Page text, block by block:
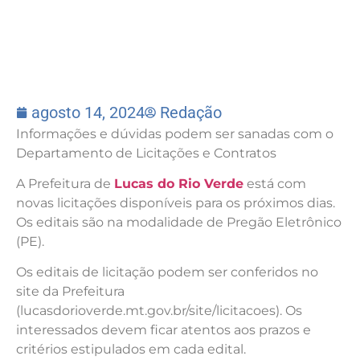
agosto 14, 2024 Redação
Informações e dúvidas podem ser sanadas com o
Departamento de Licitações e Contratos
A Prefeitura de Lucas do Rio Verde está com
novas licitações disponíveis para os próximos dias.
Os editais são na modalidade de Pregão Eletrônico
(PE).
Os editais de licitação podem ser conferidos no
site da Prefeitura
(lucasdorioverde.mt.gov.br/site/licitacoes). Os
interessados devem ficar atentos aos prazos e
critérios estipulados em cada edital.